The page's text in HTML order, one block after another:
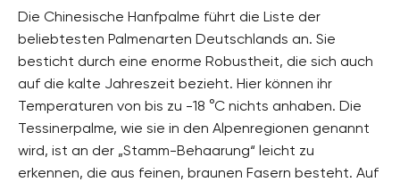
Die Chinesische Hanfpalme führt die Liste der
beliebtesten Palmenarten Deutschlands an. Sie
besticht durch eine enorme Robustheit, die sich auch
auf die kalte Jahreszeit bezieht. Hier können ihr
Temperaturen von bis zu -18 °C nichts anhaben. Die
Tessinerpalme, wie sie in den Alpenregionen genannt
wird, ist an der „Stamm-Behaarung“ leicht zu
erkennen, die aus feinen, braunen Fasern besteht. Auf